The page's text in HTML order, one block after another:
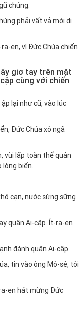
chúng.
phải vất vả mới di
en, vì Đức Chúa chiến
giơ tay trên mặt
cùng với chiến
lại như cũ, vào lúc
Đức Chúa xô ngã
vùi lấp toàn thể quân
lòng biển.
cạn, nước sừng sững
quân Ai-cập. Ít-ra-en
đánh quân Ai-cập.
tin vào ông Mô-sê, tôi
en hát mừng Đức